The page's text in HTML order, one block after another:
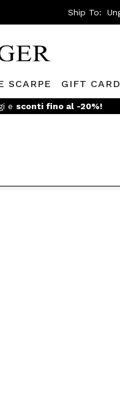
Ship To:
SCARPE GIFT CARD
e sconti fino al -20%!